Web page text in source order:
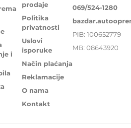
i
prodaje
Politika
privatnosti
Uslovi
isporuke
Način plaćanja
Reklamacije
O nama
Kontakt
069/524-1280
PIB: 100652779
MB: 08643920